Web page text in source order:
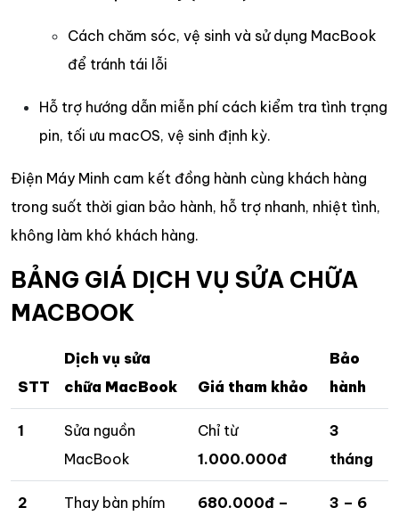
Cách chăm sóc, vệ sinh và sử dụng MacBook
để tránh tái lỗi
Hỗ trợ hướng dẫn miễn phí cách kiểm tra tình trạng
pin, tối ưu macOS, vệ sinh định kỳ.
Điện Máy Minh cam kết đồng hành cùng khách hàng
trong suốt thời gian bảo hành, hỗ trợ nhanh, nhiệt tình,
không làm khó khách hàng.
BẢNG GIÁ DỊCH VỤ SỬA CHỮA
MACBOOK
STT
Dịch vụ sửa
chữa MacBook
Giá tham khảo
Bảo
hành
1
Sửa nguồn
MacBook
Chỉ từ
1.000.000đ
3
tháng
2
Thay bàn phím
680.000đ –
3 – 6